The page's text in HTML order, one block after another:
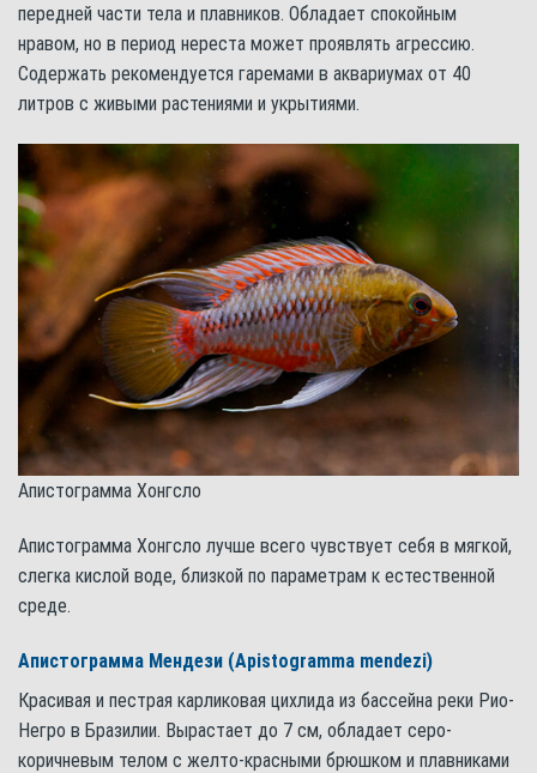
передней части тела и плавников. Обладает спокойным
нравом, но в период нереста может проявлять агрессию.
Содержать рекомендуется гаремами в аквариумах от 40
литров с живыми растениями и укрытиями.
Апистограмма Хонгсло
Апистограмма Хонгсло лучше всего чувствует себя в мягкой,
слегка кислой воде, близкой по параметрам к естественной
среде.
Апистограмма Мендези (Apistogramma mendezi)
Красивая и пестрая карликовая цихлида из бассейна реки Рио-
Негро в Бразилии. Вырастает до 7 см, обладает серо-
коричневым телом с желто-красными брюшком и плавниками